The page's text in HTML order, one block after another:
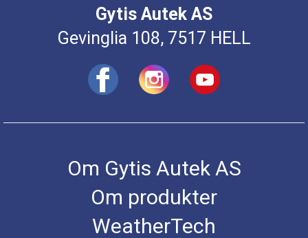
Gytis Autek AS
Gevinglia 108, 7517 HELL
Om Gytis Autek AS
Om produkter
WeatherTech